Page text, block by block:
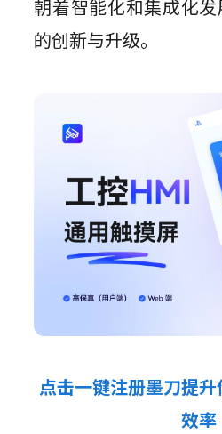
朝着智能化和集成化
的创新与升级。
点击一键注册墨刀提
效率